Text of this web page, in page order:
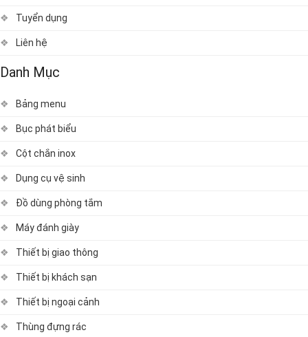
Tuyển dụng
Liên hệ
Danh Mục
Bảng menu
Bục phát biểu
Cột chắn inox
Dụng cụ vệ sinh
Đồ dùng phòng tắm
Máy đánh giày
Thiết bị giao thông
Thiết bị khách sạn
Thiết bị ngoại cảnh
Thùng đựng rác